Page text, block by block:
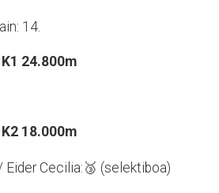
14.
24.800m
18.000m
Eider Cecilia:🥉 (selektiboa)